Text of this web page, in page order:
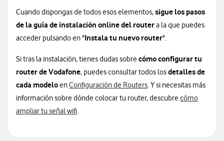
Cuando dispongas de todos esos elementos,sigue los pasos
de la guía de instalación online del routera la que puedes
acceder pulsando en "Instala tu nuevo router".
Si tras la instalación, tienes dudas sobrecómo configurar tu
router de Vodafone, puedes consultar todos losdetalles de
cada modeloenConfiguración de Routers. Y si necesitas más
información sobre dónde colocar tu router, descubrecómo
ampliar tu señal wifi.